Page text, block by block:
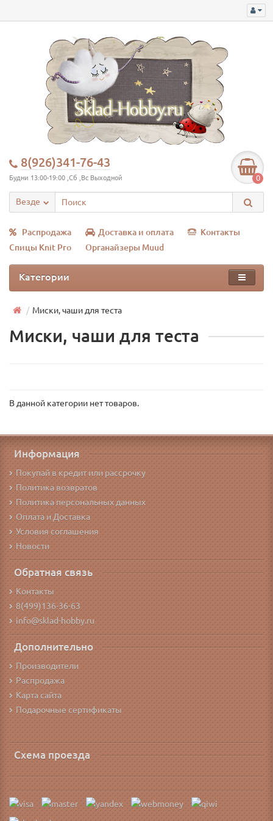
8(926)341-76-43
Будни 13:00-19:00 ,Сб ,Вс Выходной 0
Везде
Распродажа Доставка и оплата
Контакты
Спицы Knit Pro
Органайзеры Muud
Категории
Миски, чаши для теста
Миски, чаши для теста
В данной категории нет товаров.
Информация
Покупай в кредит или рассрочку
Политика возвратов
Политика персональных данных
Оплата и Доставка
Условия соглашения
Новости
Обратная связь
Контакты
8(499)136-36-63
info@sklad-hobby.ru
Дополнительно
Производители
Распродажа
Карта сайта
Подарочные сертификаты
Схема проезда